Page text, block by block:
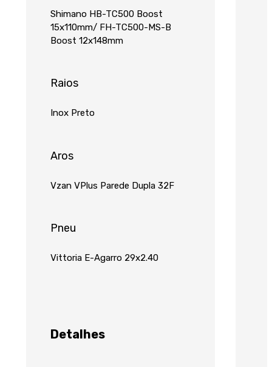
Shimano HB-TC500 Boost
15x110mm/ FH-TC500-MS-B
Boost 12x148mm
Raios
Inox Preto
Aros
Vzan VPlus Parede Dupla 32F
Pneu
Vittoria E-Agarro 29x2.40
Detalhes